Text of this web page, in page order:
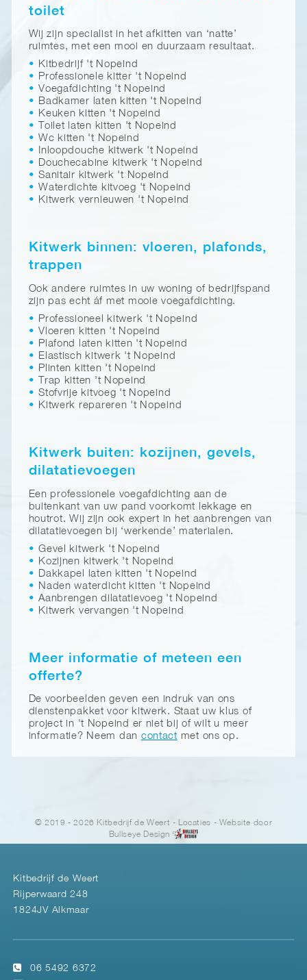
toilet
Wij zijn specialist in het afkitten van ‘natte’
ruimtes, met een mooi en duurzaam resultaat.
Kitbedrijf 't Nopeind
Professionele kitter 't Nopeind
Voegafdichting 't Nopeind
Badkamer laten kitten 't Nopeind
Keuken kitten 't Nopeind
Toilet laten kitten 't Nopeind
Wc kitten 't Nopeind
Inloopdouche kitwerk 't Nopeind
Douchecabine kitwerk 't Nopeind
Sanitair kitwerk 't Nopeind
Waterdichte kitvoeg 't Nopeind
Kitwerk vernieuwen 't Nopeind
Kitwerk binnen: vloeren, plafonds,
trappen
Ook andere ruimtes in uw woning of bedrijfspand
zijn pas echt áf met mooie voegafdichting.
Professioneel kitwerk 't Nopeind
Vloeren kitten 't Nopeind
Plafond laten kitten 't Nopeind
Elastisch kitwerk 't Nopeind
Plinten kitten 't Nopeind
Trap kitten 't Nopeind
Stofvrije kitvoeg 't Nopeind
Kitwerk repareren 't Nopeind
Kitwerk buiten: kozijnen, gevels,
dilatatievoegen
Een professionele voegafdichting aan de
buitenkant van uw pand voorkomt lekkage en
houtrot. Wij zijn ook expert in het aanbrengen van
dilatatievoegen bij ‘werkende’ materialen.
Gevel kitwerk 't Nopeind
Kozijnen kitwerk 't Nopeind
Dakkapel laten kitten 't Nopeind
Naden waterdicht kitten 't Nopeind
Aanbrengen dilatatievoeg 't Nopeind
Kitwerk vervangen 't Nopeind
Meer informatie of meteen een
offerte?
De voorbeelden geven een indruk van ons
dienstenpakket voor kitwerk. Staat uw klus of
project in 't Nopeind er niet bij of wilt u meer
informatie? Neem dan contact met ons op.
© 2019 - 2026 Kitbedrijf de Weert - Locaties - Website door
Bullseye Design
Kitbedrijf de Weert
Rijperwaard 248
1824JV Alkmaar
06 5492 6372